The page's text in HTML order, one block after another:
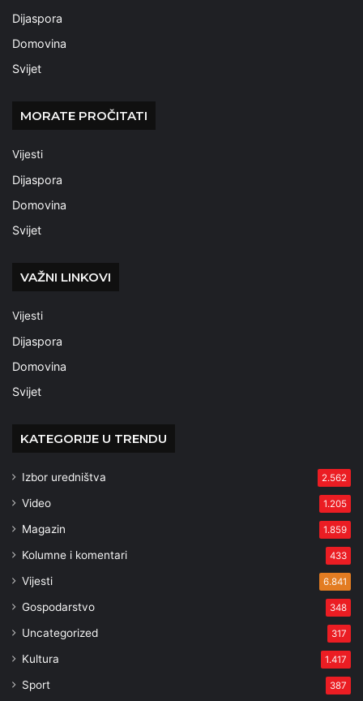
Dijaspora
Domovina
Svijet
MORATE PROČITATI
Vijesti
Dijaspora
Domovina
Svijet
VAŽNI LINKOVI
Vijesti
Dijaspora
Domovina
Svijet
KATEGORIJE U TRENDU
Izbor uredništva 2.562
Video 1.205
Magazin 1.859
Kolumne i komentari 433
Vijesti 6.841
Gospodarstvo 348
Uncategorized 317
Kultura 1.417
Sport 387